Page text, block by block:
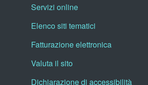
Servizi online
Elenco siti tematici
Fatturazione elettronica
Valuta il sito
Dichiarazione di accessibilità